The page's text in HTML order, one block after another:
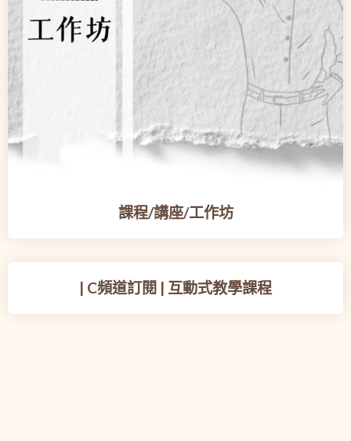
課程/講座/工作坊
| C頻道訂閱 | 互動式教學課程